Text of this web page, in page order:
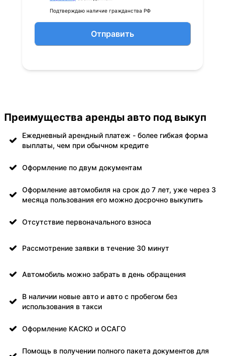
Подтверждаю наличие гражданства РФ
Отправить
Преимущества аренды авто под выкуп
Ежедневный арендный платеж - более гибкая форма
выплаты, чем при обычном кредите
Оформление по двум документам
Оформление автомобиля на срок до 7 лет, уже через 3
месяца пользования его можно досрочно выкупить
Отсутствие первоначального взноса
Рассмотрение заявки в течение 30 минут
Автомобиль можно забрать в день обращения
В наличии новые авто и авто с пробегом без
использования в такси
Оформление КАСКО и ОСАГО
Помощь в получении полного пакета документов для